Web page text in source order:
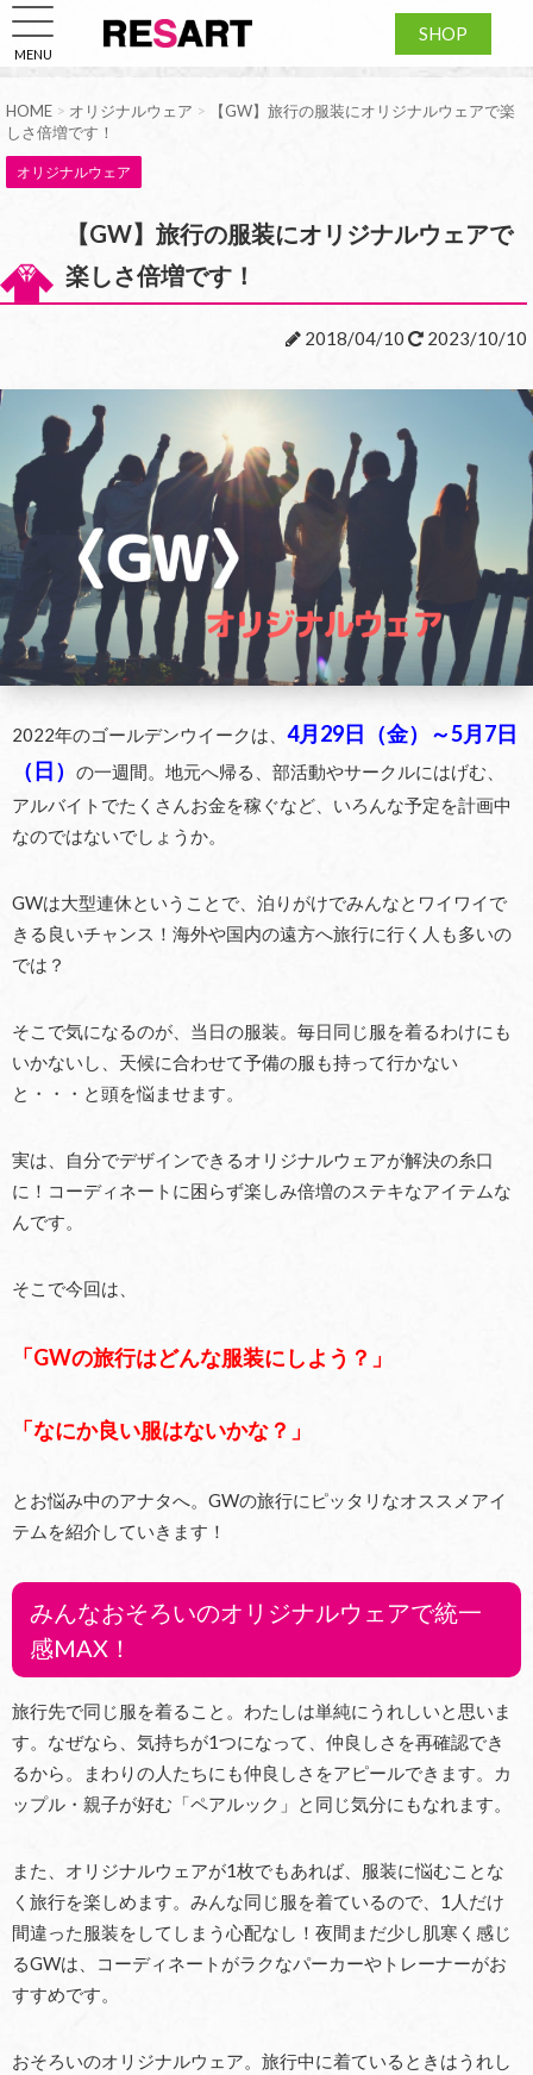
MENU
SHOP
HOME > オリジナルウェア >
【GW】旅行の服装にオリジナルウェアで楽
しさ倍増です！
オリジナルウェア
【GW】旅行の服装にオリジナルウェアで
楽しさ倍増です！
2018/04/10 2023/10/10
2022年のゴールデンウイークは、 4月29日（金）～5月7日
（日）
の一週間。地元へ帰る、部活動やサークルにはげむ、
アルバイトでたくさんお金を稼ぐなど、いろんな予定を計画中
なのではないでしょうか。
GWは大型連休ということで、泊りがけでみんなとワイワイで
きる良いチャンス！海外や国内の遠方へ旅行に行く人も多いの
では？
そこで気になるのが、当日の服装。毎日同じ服を着るわけにも
いかないし、天候に合わせて予備の服も持って行かない
と・・・と頭を悩ませます。
実は、自分でデザインできるオリジナルウェアが解決の糸口
に！コーディネートに困らず楽しみ倍増のステキなアイテムな
んです。
そこで今回は、
「GWの旅行はどんな服装にしよう？」
「なにか良い服はないかな？」
とお悩み中のアナタへ。GWの旅行にピッタリなオススメアイ
テムを紹介していきます！
みんなおそろいのオリジナルウェアで統一
感MAX！
旅行先で同じ服を着ること。わたしは単純にうれしいと思いま
す。なぜなら、気持ちが1つになって、仲良しさを再確認でき
るから。まわりの人たちにも仲良しさをアピールできます。カ
ップル・親子が好む「ペアルック」と同じ気分にもなれます。
また、オリジナルウェアが1枚でもあれば、服装に悩むことな
く旅行を楽しめます。みんな同じ服を着ているので、1人だけ
間違った服装をしてしまう心配なし！夜間まだ少し肌寒く感じ
るGWは、コーディネートがラクなパーカーやトレーナーがお
すすめです。
おそろいのオリジナルウェア。旅行中に着ているときはうれし